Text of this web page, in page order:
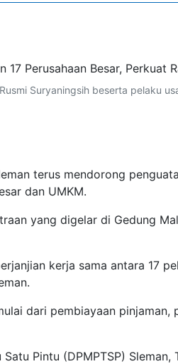
Suryaningsih beserta pelaku
terus mendorong
dan UMKM.
yang digelar di Gedung
kerja sama antara 17
dari pembiayaan pinjaman,
Pintu (DPMPTSP) Sleman,